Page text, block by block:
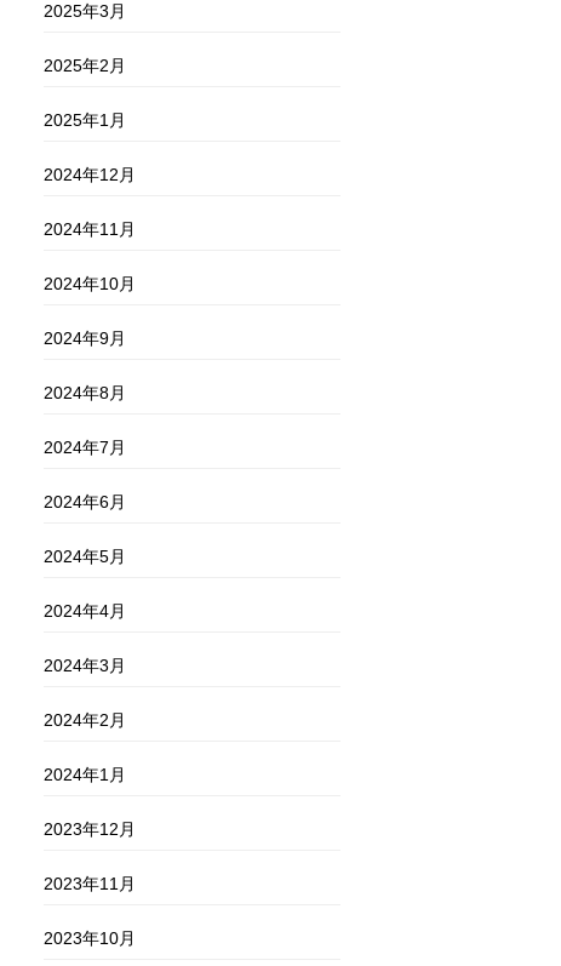
2025年3月
2025年2月
2025年1月
2024年12月
2024年11月
2024年10月
2024年9月
2024年8月
2024年7月
2024年6月
2024年5月
2024年4月
2024年3月
2024年2月
2024年1月
2023年12月
2023年11月
2023年10月